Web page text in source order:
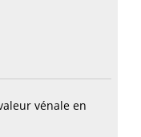
vénale en